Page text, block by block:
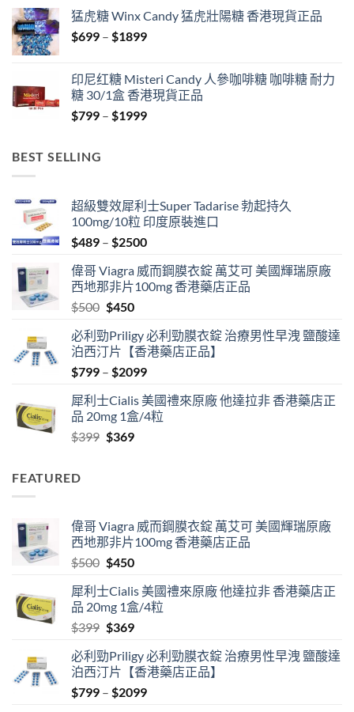
through
$1849
猛虎糖 Winx Candy 猛虎壯陽糖 香港現貨正品
$699 – $1899Price
through
$1899
印尼红糖 Misteri Candy 人參咖啡糖 咖啡糖 耐力
糖 30/1盒 香港現貨正品
$799 – $1999Price
BEST SELLING
超級雙效犀利士Super Tadarise 勃起持久
100mg/10粒 印度原裝進口
$489 – $2500Price
$489
through
偉哥 Viagra 威而鋼膜衣錠 萬艾可 美國輝瑞原廠
西地那非片100mg 香港藥店正品
$500 Original
was:
$500.
$450Current
is:
$450.
必利勁Priligy 必利勁膜衣錠 治療男性早洩 鹽酸達
泊西汀片【香港藥店正品】
$799 – $2099Price
$799
through
犀利士Cialis 美國禮來原廠 他達拉非 香港藥店正
品 20mg 1盒/4粒
$399 Original
$369Current
FEATURED
偉哥 Viagra 威而鋼膜衣錠 萬艾可 美國輝瑞原廠
西地那非片100mg 香港藥店正品
$500 Original
was:
$500.
$450Current
is:
$450.
犀利士Cialis 美國禮來原廠 他達拉非 香港藥店正
品 20mg 1盒/4粒
$399 Original
was:
$399.
$369Current
is:
$369.
必利勁Priligy 必利勁膜衣錠 治療男性早洩 鹽酸達
泊西汀片【香港藥店正品】
$799 – $2099Price